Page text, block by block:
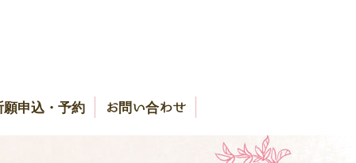
願申込・予約 お問い合わせ